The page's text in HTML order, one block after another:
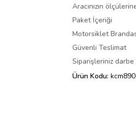
Aracınızın
Paket İçeriği
Motorsiklet
Güvenli Teslimat
Siparişleriniz darbe
Ürün Kodu: